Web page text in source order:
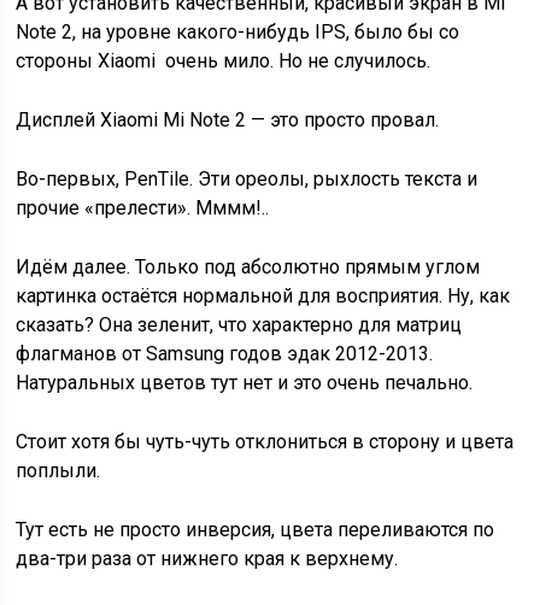
Note 2, на уровне какого-нибудь IPS, было бы со
стороны Xiaomi очень мило. Но не случилось.
Дисплей Xiaomi Mi Note 2 — это просто провал.
Во-первых, PenTile. Эти ореолы, рыхлость текста и
прочие «прелести». Мммм!..
Идём далее. Только под абсолютно прямым углом
картинка остаётся нормальной для восприятия. Ну, как
сказать? Она зеленит, что характерно для матриц
флагманов от Samsung годов эдак 2012-2013.
Натуральных цветов тут нет и это очень печально.
Стоит хотя бы чуть-чуть отклониться в сторону и цвета
поплыли.
Тут есть не просто инверсия, цвета переливаются по
два-три раза от нижнего края к верхнему.